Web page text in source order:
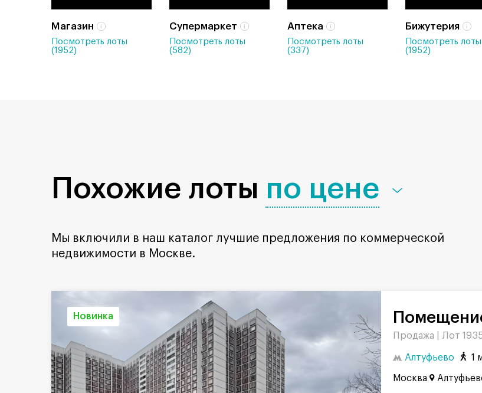
Магазин
Посмотреть лоты
(1952)
Супермаркет
Посмотреть лоты
(582)
Аптека
Посмотреть лоты
(337)
Бижутерия
Посмотреть лоты
(1952)
Похожие лоты по цене
Мы включили в наш каталог лучшие предложения по коммерческой
недвижимости в Москве.
Новинка
Продажа | Лот
Алтуфьево 1
Москва